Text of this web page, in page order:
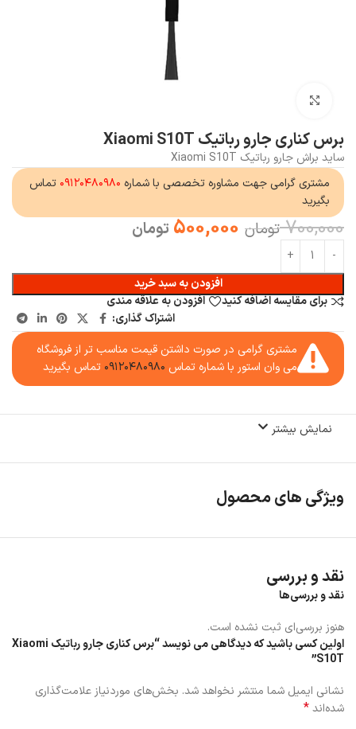
برس کناری جارو رباتیک Xiaomi S10T
ساید براش جارو رباتیک Xiaomi S10T
مشتری گرامی جهت مشاوره تخصصی با شماره ۰۹۱۲۰۴۸۰۹۸۰ تماس
بگیرید
700,000 تومان 500,000 تومان
افزودن به سبد خرید
برای مقایسه اضافه کنید
افزودن به علاقه مندی
اشتراک گذاری:
مشتری گرامی در صورت داشتن قیمت مناسب تر از فروشگاه
می وان استور با شماره تماس ۰۹۱۲۰۴۸۰۹۸۰ تماس بگیرید
نمایش بیشتر
ویژگی های محصول
نقد و بررسی
نقد و بررسی‌ها
هنوز بررسی‌ای ثبت نشده است.
اولین کسی باشید که دیدگاهی می نویسد “برس کناری جارو رباتیک Xiaomi
S10T”
نشانی ایمیل شما منتشر نخواهد شد. بخش‌های موردنیاز علامت‌گذاری
شده‌اند*